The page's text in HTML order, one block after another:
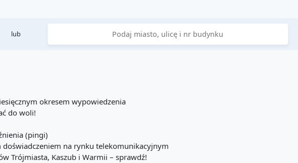
lub
okresem wypowiedzenia
do woli!
(pingi)
na rynku telekomunikacyjnym
Trójmiasta, Kaszub i Warmii – sprawdź!